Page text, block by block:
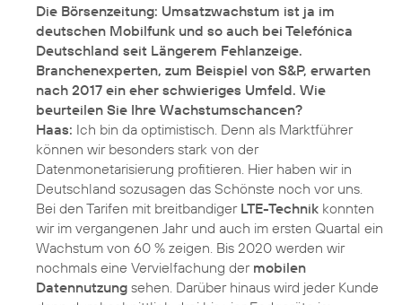
Die Börsenzeitung: Umsatzwachstum ist ja im
deutschen Mobilfunk und so auch bei Telefónica
Deutschland seit Längerem Fehlanzeige.
Branchenexperten, zum Beispiel von S&P, erwarten
nach 2017 ein eher schwieriges Umfeld. Wie
beurteilen Sie Ihre Wachstumschancen?
Haas: Ich bin da optimistisch. Denn als Marktführer
können wir besonders stark von der
Datenmonetarisierung profitieren. Hier haben wir in
Deutschland sozusagen das Schönste noch vor uns.
Bei den Tarifen mit breitbandiger LTE-Technik konnten
wir im vergangenen Jahr und auch im ersten Quartal ein
Wachstum von 60 % zeigen. Bis 2020 werden wir
nochmals eine Vervielfachung der mobilen
Datennutzung sehen. Darüber hinaus wird jeder Kunde